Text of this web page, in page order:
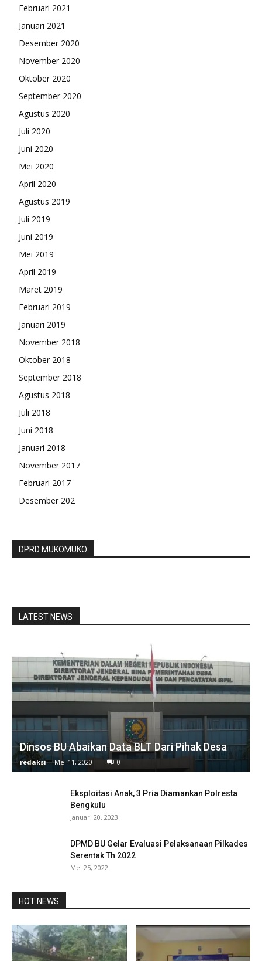
Februari 2021
Januari 2021
Desember 2020
November 2020
Oktober 2020
September 2020
Agustus 2020
Juli 2020
Juni 2020
Mei 2020
April 2020
Agustus 2019
Juli 2019
Juni 2019
Mei 2019
April 2019
Maret 2019
Februari 2019
Januari 2019
November 2018
Oktober 2018
September 2018
Agustus 2018
Juli 2018
Juni 2018
Januari 2018
November 2017
Februari 2017
Desember 202
DPRD MUKOMUKO
LATEST NEWS
Dinsos BU Abaikan Data BLT Dari Pihak Desa
redaksi - Mei 11, 2020 0
Eksploitasi Anak, 3 Pria Diamankan Polresta
Bengkulu
Januari 20, 2023
DPMD BU Gelar Evaluasi Pelaksanaan Pilkades
Serentak Th 2022
Mei 25, 2022
HOT NEWS